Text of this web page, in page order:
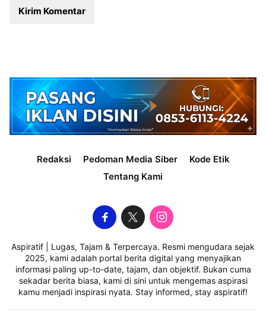
Redaksi Pedoman Media Siber
Kode Etik
Tentang Kami
Aspiratif | Lugas, Tajam & Terpercaya. Resmi mengudara sejak
2025, kami adalah portal berita digital yang menyajikan
informasi paling up-to-date, tajam, dan objektif. Bukan cuma
sekadar berita biasa, kami di sini untuk mengemas aspirasi
kamu menjadi inspirasi nyata. Stay informed, stay aspiratif!